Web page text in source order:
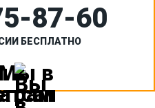
60
БЕСПЛАТНО